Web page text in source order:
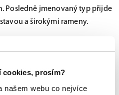
cookies, prosím?
našem webu co nejvíce
Posledně jmenovaný typ přijde
a širokými rameny.
ulitá. Pokud jste zvolili vestu
ale necítíte se v ní dobře,